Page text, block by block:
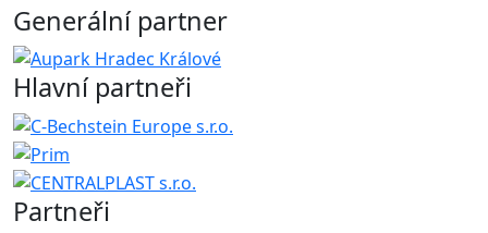
Generální partner
Hlavní partneři
Partneři